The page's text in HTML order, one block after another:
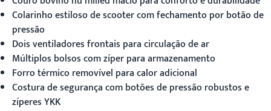
Colarinho estiloso de scooter com fechamento por botão de
pressão
Dois ventiladores frontais para circulação de ar
Múltiplos bolsos com zíper para armazenamento
Forro térmico removível para calor adicional
Costura de segurança com botões de pressão robustos e
zíperes YKK